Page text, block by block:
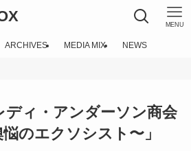
MENU
ARCHIVES MEDIA MIX NEWS
ディ・アンダーソン商会
のエクソシスト〜」